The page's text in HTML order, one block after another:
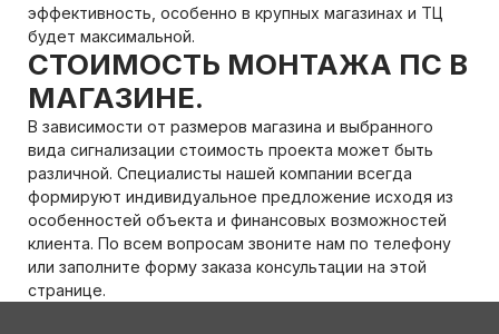
эффективность, особенно в крупных магазинах и ТЦ
будет максимальной.
СТОИМОСТЬ МОНТАЖА ПС В
МАГАЗИНЕ.
В зависимости от размеров магазина и выбранного
вида сигнализации стоимость проекта может быть
различной. Специалисты нашей компании всегда
формируют индивидуальное предложение исходя из
особенностей объекта и финансовых возможностей
клиента. По всем вопросам звоните нам по телефону
или заполните форму заказа консультации на этой
странице.